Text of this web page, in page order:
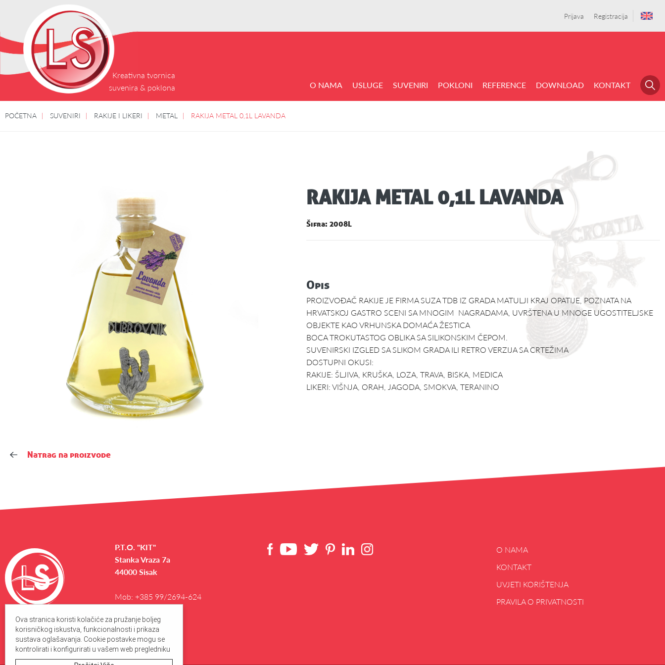
Ova stranica koristi kolačiće za pružanje boljeg
korisničkog iskustva, funkcionalnosti i prikaza
sustava oglašavanja. Cookie postavke mogu se
kontrolirati i konfigurirati u vašem web pregledniku
Prijava Registracija
Kreativna tvornica
suvenira & poklona
O NAMA USLUGE SUVENIRI POKLONI REFERENCE DOWNLOAD KONTAKT
POČETNA SUVENIRI RAKIJE I LIKERI METAL RAKIJA METAL 0,1L LAVANDA
RAKIJA METAL 0,1L LAVANDA
Šifra: 2008L
Opis
PROIZVOĐAČ RAKIJE JE FIRMA SUZA TDB IZ GRADA MATULJI KRAJ OPATIJE, POZNATA NA
HRVATSKOJ GASTRO SCENI SA MNOGIM NAGRADAMA, UVRŠTENA U MNOGE UGOSTITELJSKE
OBJEKTE KAO VRHUNSKA DOMAĆA ŽESTICA
BOCA TROKUTASTOG OBLIKA SA SILIKONSKIM ČEPOM.
SUVENIRSKI IZGLED SA SLIKOM GRADA ILI RETRO VERZIJA SA CRTEŽIMA
DOSTUPNI OKUSI:
RAKIJE: ŠLJIVA, KRUŠKA, LOZA, TRAVA, BISKA, MEDICA
LIKERI: VIŠNJA, ORAH, JAGODA, SMOKVA, TERANINO
Natrag na proizvode
P.T.O. "KIT"
Stanka Vraza 7a
44000 Sisak
Mob: +385 99/2694-624
O NAMA
KONTAKT
UVJETI KORIŠTENJA
PRAVILA O PRIVATNOSTI